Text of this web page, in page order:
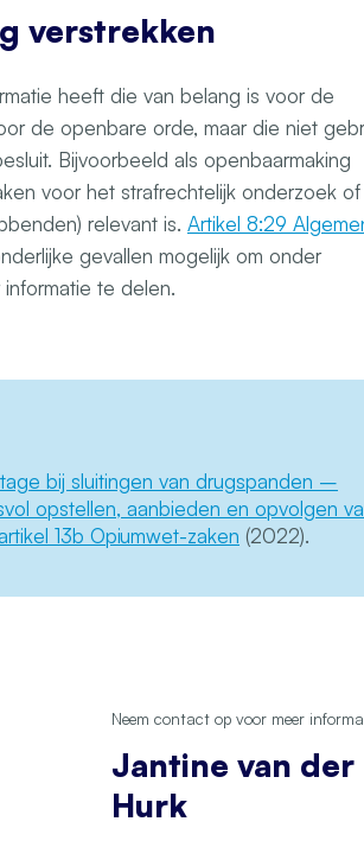
verstrekken
heeft die van belang is voor de
de openbare orde, maar die niet
Bijvoorbeeld als openbaarmaking
voor het strafrechtelijk onderzoek
relevant is. Artikel 8:29
gevallen mogelijk om onder
te delen.
bij sluitingen van drugspanden –
opstellen, aanbieden en opvolgen
13b Opiumwet-zaken (2022).
Neem contact op voor meer
Jantine van der
Hurk